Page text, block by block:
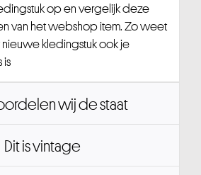
op en vergelijk deze
van het webshop item. Zo weet
kledingstuk ook je
is
wij de staat
Dit is vintage